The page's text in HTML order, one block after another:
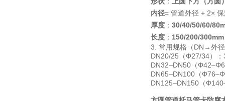
内径= 管道外径 + 2×
厚度 ： 30/40/50/60/
长度 ： 150/200/300mm
3. 常用规格（DN→外
DN20/25（Φ27/34）
DN32–DN50（
DN65–DN100（
DN125–DN150（